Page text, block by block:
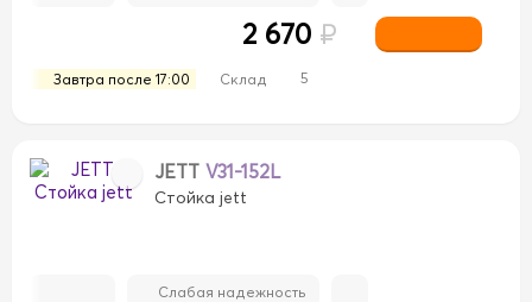
Завтра после 17:00 Склад 5
2 670 ₽
JETT V31-152L
Стойка jett
Слабая надежность